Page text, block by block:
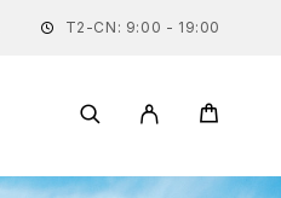
T2-CN: 9:00 - 19:00